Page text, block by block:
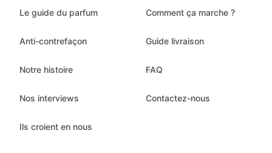
Le guide du parfum
Anti-contrefaçon
Notre histoire
Nos interviews
Ils croient en nous
Comment ça marche ?
Guide livraison
FAQ
Contactez-nous